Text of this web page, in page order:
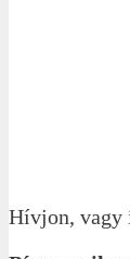
Hívjon, vagy